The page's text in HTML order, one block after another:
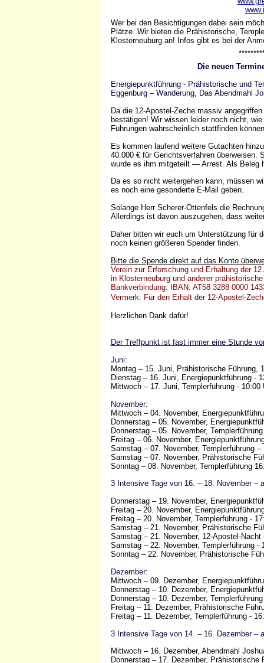
Wer bei den Besichtigungen dabei sein
Plätze. Wir bieten die Prähistorische,
Klosterneuburg an! Infos gibt es bei der
Die neuen
Energiepunktführung - Prähistorische und
Eggenburg – Wanderung, Das Abendmahl
Da die 12-Apostel-Zeche massiv
bestätigen! Wir wissen leider noch nicht,
Führungen wahrscheinlich stattfinden
Es kommen laufend weitere Gutachten
40.000 € für Gerichtsverfahren
wurde es ihm mitgeteilt — Arrest. Als Beleg
Da es so nicht weitergehen kann, müssen
es noch eine gesonderte E-Mail geben.
Solange Herr Scherer-Ottenfels die
Allerdings ist davon auszugehen, dass
Daher bitten wir euch um Unterstützung für
noch keinen größeren Spender finden.
Bitte die Spende direkt auf das Konto
Verein zur Erforschung und Erhaltung der
in Klosterneuburg und anderer
Bankverbindung: IBAN: AT58 3288 0000
Vermerk: Für den Erhalt der 12-Apostel-
Herzlichen Dank dafür!
Der Treffpunkt ist fast immer eine Stunde
Juni:
Montag – 15. Juni, Prähistorische Führung,
Dienstag – 16. Juni, Energiepunktführung -
Mittwoch – 17. Juni, Templerführung - 10:00
November:
Mittwoch – 04. November,
Donnerstag – 05. November,
Donnerstag – 05. November,
Freitag – 06. November,
Samstag – 07. November, Templerführung –
Samstag – 07. November, Prähistorische
Sonntag – 08. November, Templerführung
3 Intensive Tage von 16. – 18. November –
Donnerstag – 19. November,
Freitag – 20. November,
Freitag – 20. November, Templerführung -
Samstag – 21. November, Prähistorische
Samstag – 21. November, 12-Apostel-Nacht
Samstag – 22. November, Templerführung -
Sonntag – 22. November, Prähistorische
Dezember:
Mittwoch – 09. Dezember,
Donnerstag – 10. Dezember,
Donnerstag – 10. Dezember,
Freitag – 11. Dezember, Prähistorische
Freitag – 11. Dezember, Templerführung -
3 Intensive Tage von 14. – 16. Dezember –
Mittwoch – 16. Dezember, Abendmahl
Donnerstag – 17. Dezember, Prähistorische